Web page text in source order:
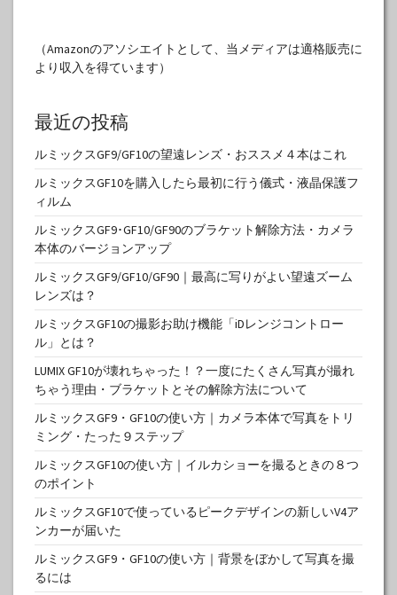
（Amazonのアソシエイトとして、当メディアは適格販売に
より収入を得ています）
最近の投稿
ルミックスGF9/GF10の望遠レンズ・おススメ４本はこれ
ルミックスGF10を購入したら最初に行う儀式・液晶保護フ
ィルム
ルミックスGF9･GF10/GF90のブラケット解除方法・カメラ
本体のバージョンアップ
ルミックスGF9/GF10/GF90｜最高に写りがよい望遠ズーム
レンズは？
ルミックスGF10の撮影お助け機能「iDレンジコントロー
ル」とは？
LUMIX GF10が壊れちゃった！？一度にたくさん写真が撮れ
ちゃう理由・ブラケットとその解除方法について
ルミックスGF9・GF10の使い方｜カメラ本体で写真をトリ
ミング・たった９ステップ
ルミックスGF10の使い方｜イルカショーを撮るときの８つ
のポイント
ルミックスGF10で使っているピークデザインの新しいV4ア
ンカーが届いた
ルミックスGF9・GF10の使い方｜背景をぼかして写真を撮
るには